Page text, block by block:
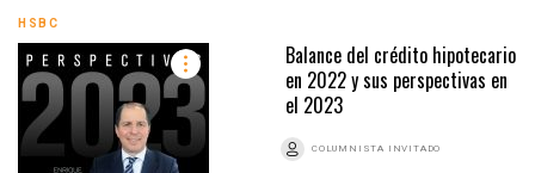
HSBC
Balance del crédito hipotecario
en 2022 y sus perspectivas en
el 2023
COLUMNISTA INVITADO